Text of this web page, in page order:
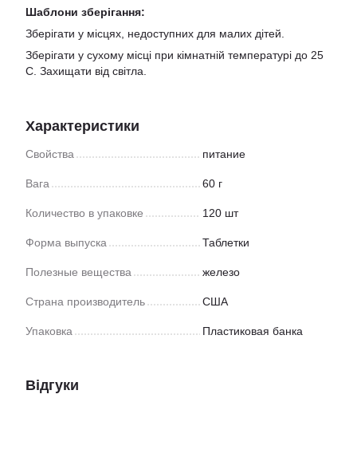
Шаблони зберігання:
Зберігати у місцях, недоступних для малих дітей.
Зберігати у сухому місці при кімнатній температурі до 25
C. Захищати від світла.
Характеристики
Свойства питание
Вага 60 г
Количество в упаковке 120 шт
Форма выпуска Таблетки
Полезные вещества железо
Страна производитель США
Упаковка Пластиковая банка
Відгуки